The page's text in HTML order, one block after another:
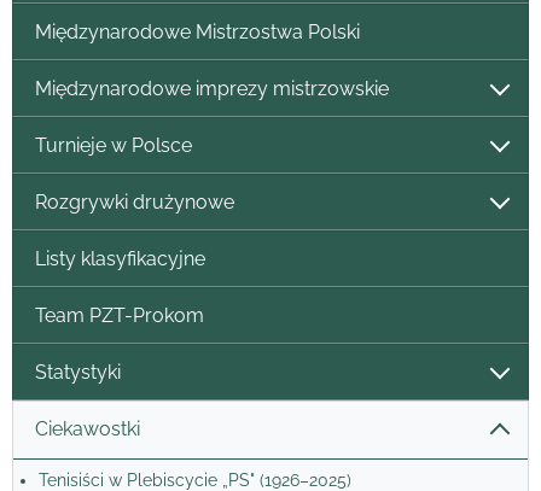
Międzynarodowe Mistrzostwa Polski
Międzynarodowe imprezy mistrzowskie
Turnieje w Polsce
Rozgrywki drużynowe
Listy klasyfikacyjne
Team PZT-Prokom
Statystyki
Ciekawostki
Tenisiści w Plebiscycie „PS" (1926–2025)